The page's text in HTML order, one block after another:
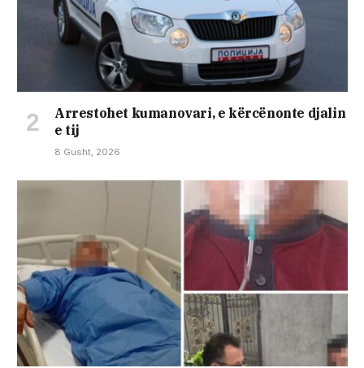
Arrestohet kumanovari, e kërcënonte djalin
e tij
8 Gusht, 2026